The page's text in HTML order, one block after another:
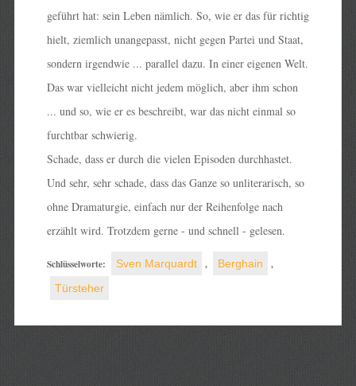
geführt hat: sein Leben nämlich. So, wie er das für richtig
hielt, ziemlich unangepasst, nicht gegen Partei und Staat,
sondern irgendwie ... parallel dazu. In einer eigenen Welt.
Das war vielleicht nicht jedem möglich, aber ihm schon
... und so, wie er es beschreibt, war das nicht einmal so
furchtbar schwierig.
Schade, dass er durch die vielen Episoden durchhastet.
Und sehr, sehr schade, dass das Ganze so unliterarisch, so
ohne Dramaturgie, einfach nur der Reihenfolge nach
erzählt wird. Trotzdem gerne - und schnell - gelesen.
Schlüsselworte: Sven Marquardt , Berghain ,
Türsteher